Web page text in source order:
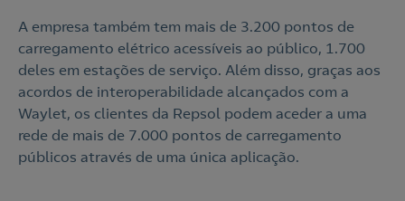
A empresa também tem mais de 3.200 pontos de
carregamento elétrico acessíveis ao público, 1.700
deles em estações de serviço. Além disso, graças aos
acordos de interoperabilidade alcançados com a
Waylet, os clientes da Repsol podem aceder a uma
rede de mais de 7.000 pontos de carregamento
públicos através de uma única aplicação.